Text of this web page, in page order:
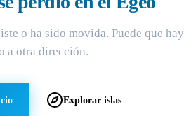
o ha sido movida. Puede que
a otra dirección.
Explorar islas